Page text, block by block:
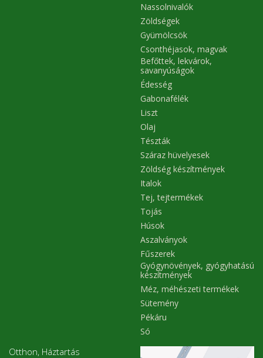
Nassolnivalók
Zöldségek
Gyümölcsök
Csonthéjasok, magvak
Befőttek, lekvárok,
savanyúságok
Édesség
Gabonafélék
Liszt
Olaj
Tészták
Száraz hüvelyesek
Zöldség készítmények
Italok
Tej, tejtermékek
Tojás
Húsok
Aszalványok
Fűszerek
Gyógynövények, gyógyhatású
készítmények
Méz, méhészeti termékek
Sütemény
Pékáru
Só
Otthon, Háztartás